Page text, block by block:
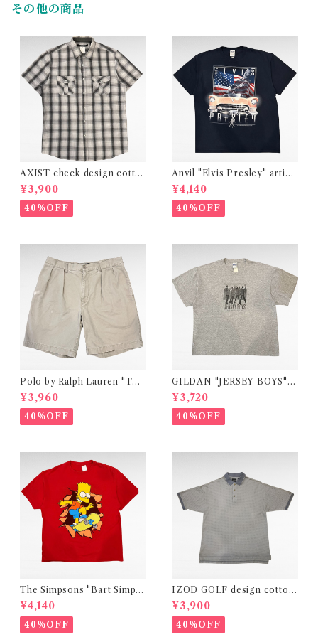
その他の商品
AXIST check design cotto
n polyester shirt
¥3,900
40%OFF
Anvil "Elvis Presley" artist
print t-shirt
¥4,140
40%OFF
Polo by Ralph Lauren "TYL
ER SHORT" two-tuck chin
o short pants
¥3,960
40%OFF
GILDAN "JERSEY BOYS"
movie print t-shirt
¥3,720
40%OFF
The Simpsons "Bart Simps
on" official print t-shirt
¥4,140
40%OFF
IZOD GOLF design cotton
polo shirt
¥3,900
40%OFF